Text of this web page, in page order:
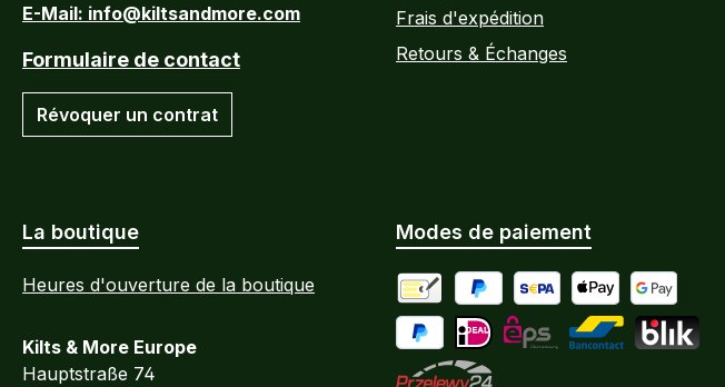
E-Mail: info@kiltsandmore.com
Formulaire de contact
Révoquer un contrat
Frais d'expédition
Retours & Échanges
La boutique
Heures d'ouverture de la boutique
Kilts & More Europe
Hauptstraße 74
Modes de paiement
Paiement anticipé par virement bancaire
PayPalSEPA Lastschrift
Apple PayGoogle Pay
payer plus tard / paiement échelonné
iDEAL